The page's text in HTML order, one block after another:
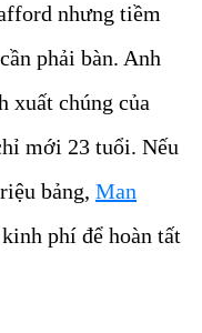
nhưng tiềm
phải bàn. Anh
xuất chúng của
mới 23 tuổi. Nếu
bảng, Man
phí để hoàn tất